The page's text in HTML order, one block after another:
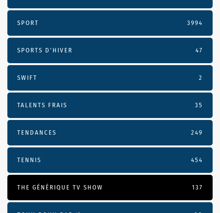
SPORT 3994
SPORTS D'HIVER 47
SWIFT 2
TALENTS FRAIS 35
TENDANCES 249
TENNIS 454
THE GÉNÉRIQUE TV SHOW 137